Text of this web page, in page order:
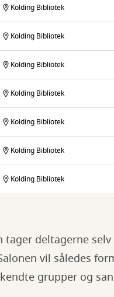
Kolding Bibliotek
Kolding Bibliotek
Kolding Bibliotek
Kolding Bibliotek
Kolding Bibliotek
Kolding Bibliotek
Kolding Bibliotek
tager deltagerne
vil således
grupper og